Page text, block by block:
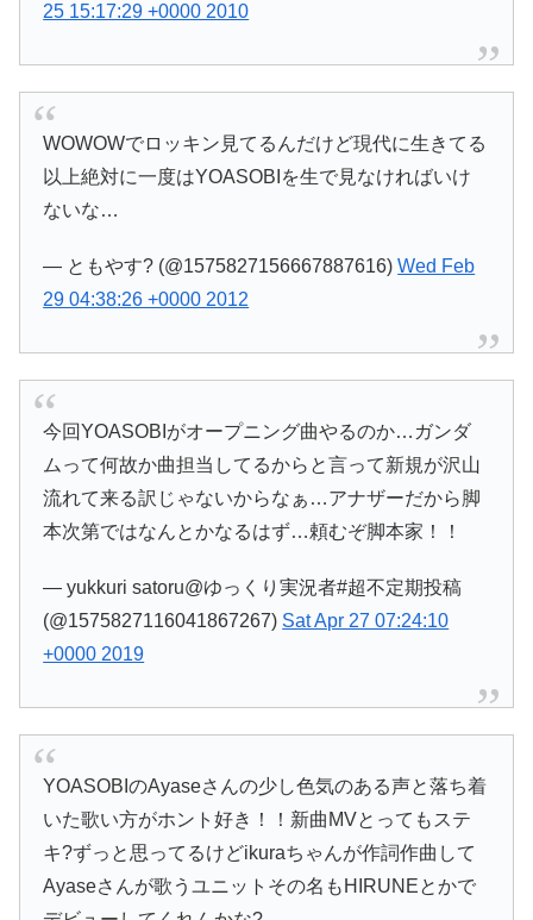
25 15:17:29 +0000 2010
WOWOWでロッキン見てるんだけど現代に生きてる
以上絶対に一度はYOASOBIを生で見なければいけ
ないな…
— ともやす? (@1575827156667887616)Wed Feb
29 04:38:26 +0000 2012
今回YOASOBIがオープニング曲やるのか…ガンダ
ムって何故か曲担当してるからと言って新規が沢山
流れて来る訳じゃないからなぁ…アナザーだから脚
本次第ではなんとかなるはず…頼むぞ脚本家！！
— yukkuri satoru@ゆっくり実況者#超不定期投稿
(@1575827116041867267) Sat Apr 27 07:24:10
+0000 2019
YOASOBIのAyaseさんの少し色気のある声と落ち着
いた歌い方がホント好き！！新曲MVとってもステ
キ?ずっと思ってるけどikuraちゃんが作詞作曲して
Ayaseさんが歌うユニットその名もHIRUNEとかで